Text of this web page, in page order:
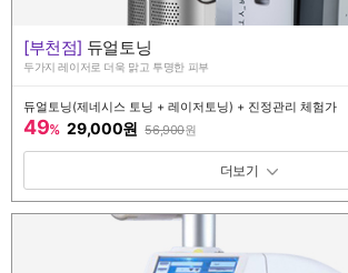
[부천점] 듀얼토닝
두가지 레이저로 더욱 맑고 투명한 피부
듀얼토닝(제네시스 토닝 + 레이저토닝) + 진정관리 체험가
49% 29,000원 56,900원
패키지 보기 토글